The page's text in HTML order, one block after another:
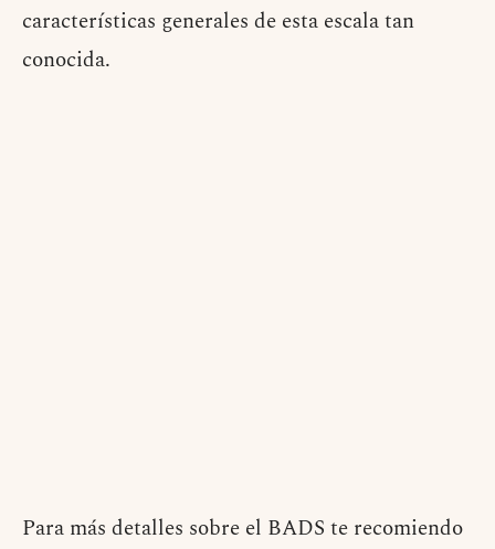
características generales de esta escala tan
conocida.
Para más detalles sobre el BADS te recomiendo